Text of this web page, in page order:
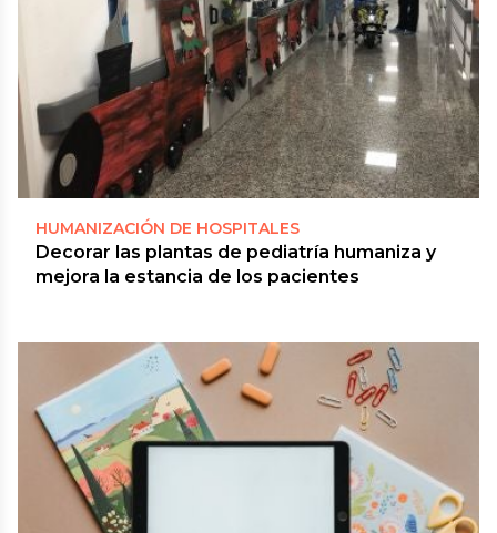
HUMANIZACIÓN DE HOSPITALES
Decorar las plantas de pediatría humaniza y
mejora la estancia de los pacientes